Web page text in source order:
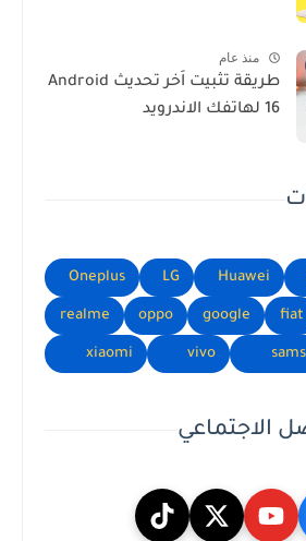
منذ عام
طريقة تثبيت اَخر تحديث Android
16 لهاتفك الاندرويد
Huawei
LG
Oneplus
fiat
google
oppo
realme
vivo
xiaomi
الاجتماعي